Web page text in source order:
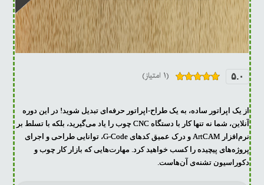
۵.۰
امتیازدهی
مشتری
(۱ امتیاز)
از یک اپراتور ساده، به یک طراح-اپراتور حرفه‌ای تبدیل شوید! در این دوره
آنلاین، شما نه تنها کار با دستگاه CNC چوب را یاد می‌گیرید، بلکه با تسلط بر
نرم‌افزار ArtCAM و درک عمیق کدهای G-Code، توانایی طراحی و اجرای
پروژه‌های پیچیده را کسب خواهید کرد. مهارت‌هایی که بازار کار چوب و
دکوراسیون تشنه‌ی آن‌هاست.